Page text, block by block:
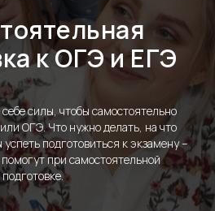
к ОГЭ и ЕГЭ
силы, чтобы самостоятельно
ОГЭ. Что нужно делать, на что
подготовиться к экзамену –
при самостоятельной
подготовке.